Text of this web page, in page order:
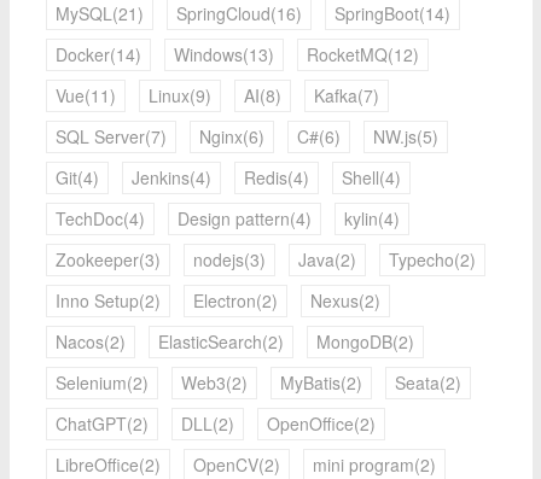
MySQL(21) SpringCloud(16)
SpringBoot(14)
Docker(14)
Windows(13)
RocketMQ(12)
Vue(11)
Linux(9) AI(8)
Kafka(7)
SQL Server(7)
Nginx(6) C#(6)
NW.js(5)
Git(4)
Jenkins(4) Redis(4)
Shell(4)
TechDoc(4)
Design pattern(4)
kylin(4)
Zookeeper(3)
nodejs(3) Java(2)
Typecho(2)
Inno Setup(2)
Electron(2)
Nexus(2)
Nacos(2)
ElasticSearch(2)
MongoDB(2)
Selenium(2)
Web3(2) MyBatis(2)
Seata(2)
ChatGPT(2)
DLL(2)
OpenOffice(2)
LibreOffice(2)
OpenCV(2)
mini program(2)